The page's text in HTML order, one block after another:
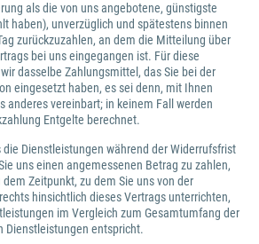
als die von uns angebotene, günstigste
haben), unverzüglich und spätestens binnen
zurückzuzahlen, an dem die Mitteilung über
bei uns eingegangen ist. Für diese
dasselbe Zahlungsmittel, das Sie bei der
eingesetzt haben, es sei denn, mit Ihnen
anderes vereinbart; in keinem Fall werden
Entgelte berechnet.
die Dienstleistungen während der Widerrufsfrist
uns einen angemessenen Betrag zu zahlen,
Zeitpunkt, zu dem Sie uns von der
hinsichtlich dieses Vertrags unterrichten,
im Vergleich zum Gesamtumfang der
Dienstleistungen entspricht.